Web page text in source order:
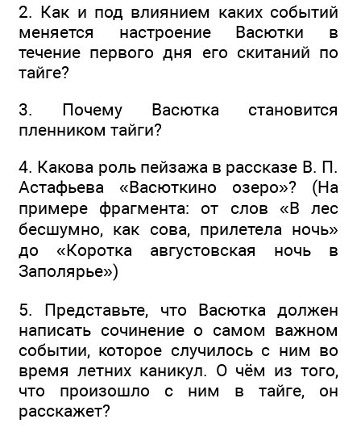
2. Как и под влиянием каких событий
меняется настроение Васютки в
течение первого дня его скитаний по
тайге?
3. Почему Васютка становится
пленником тайги?
4. Какова роль пейзажа в рассказе В. П.
Астафьева «Васюткино озеро»? (На
примере фрагмента: от слов «В лес
бесшумно, как сова, прилетела ночь»
до «Коротка августовская ночь в
Заполярье»)
5. Представьте, что Васютка должен
написать сочинение о самом важном
событии, которое случилось с ним во
время летних каникул. О чём из того,
что произошло с ним в тайге, он
расскажет?